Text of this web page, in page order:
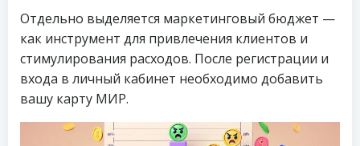
Отдельно выделяется маркетинговый бюджет —
как инструмент для привлечения клиентов и
стимулирования расходов. После регистрации и
входа в личный кабинет необходимо добавить
вашу карту МИР.